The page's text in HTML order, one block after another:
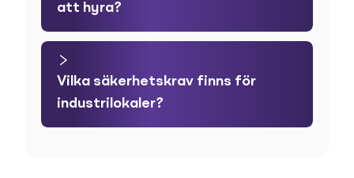
att hyra?
Vilka säkerhetskrav finns för
industrilokaler?